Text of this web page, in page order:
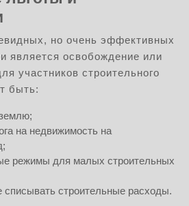
но очень эффективных
является освобождение или
участников строительного
быть:
на недвижимость на
режимы для малых строительных
списывать строительные расходы.